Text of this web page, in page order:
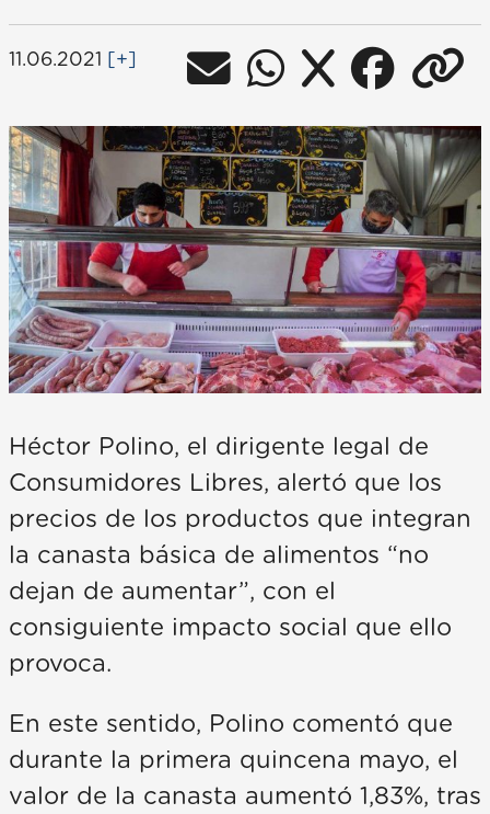
11.06.2021 [+]
Héctor Polino, el dirigente legal de
Consumidores Libres, alertó que los
precios de los productos que integran
la canasta básica de alimentos “no
dejan de aumentar”, con el
consiguiente impacto social que ello
provoca.
En este sentido, Polino comentó que
durante la primera quincena mayo, el
valor de la canasta aumentó 1,83%, tras